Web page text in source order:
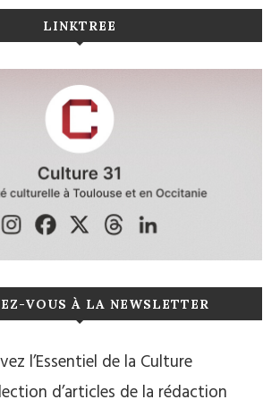
LINKTREE
VOUS À LA NEWSLETTER
l’Essentiel de la Culture
d’articles de la rédaction